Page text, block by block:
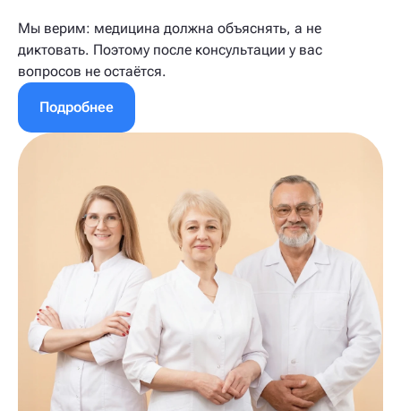
Мы верим: медицина должна объяснять, а не
диктовать. Поэтому после консультации у вас
вопросов не остаётся.
Подробнее